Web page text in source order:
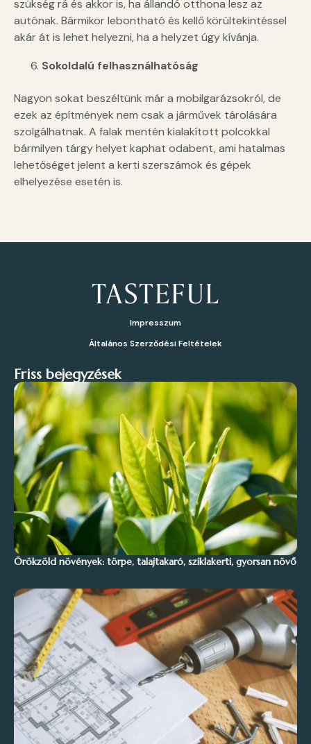
szükség rá és akkor is, ha állandó otthona lesz az
autónak. Bármikor lebontható és kellő körültekintéssel
akár át is lehet helyezni, ha a helyzet úgy kívánja.
Sokoldalú felhasználhatóság
Nagyon sokat beszéltünk már a mobilgarázsokról, de
ezek az építmények nem csak a járművek tárolására
szolgálhatnak. A falak mentén kialakított polcokkal
bármilyen tárgy helyet kaphat odabent, ami hatalmas
lehetőséget jelent a kerti szerszámok és gépek
elhelyezése esetén is.
Impresszum
Általános Szerződési Feltételek
Friss bejegyzések
Örökzöld növények: törpe, talajtakaró, sziklakerti, gyorsan növő